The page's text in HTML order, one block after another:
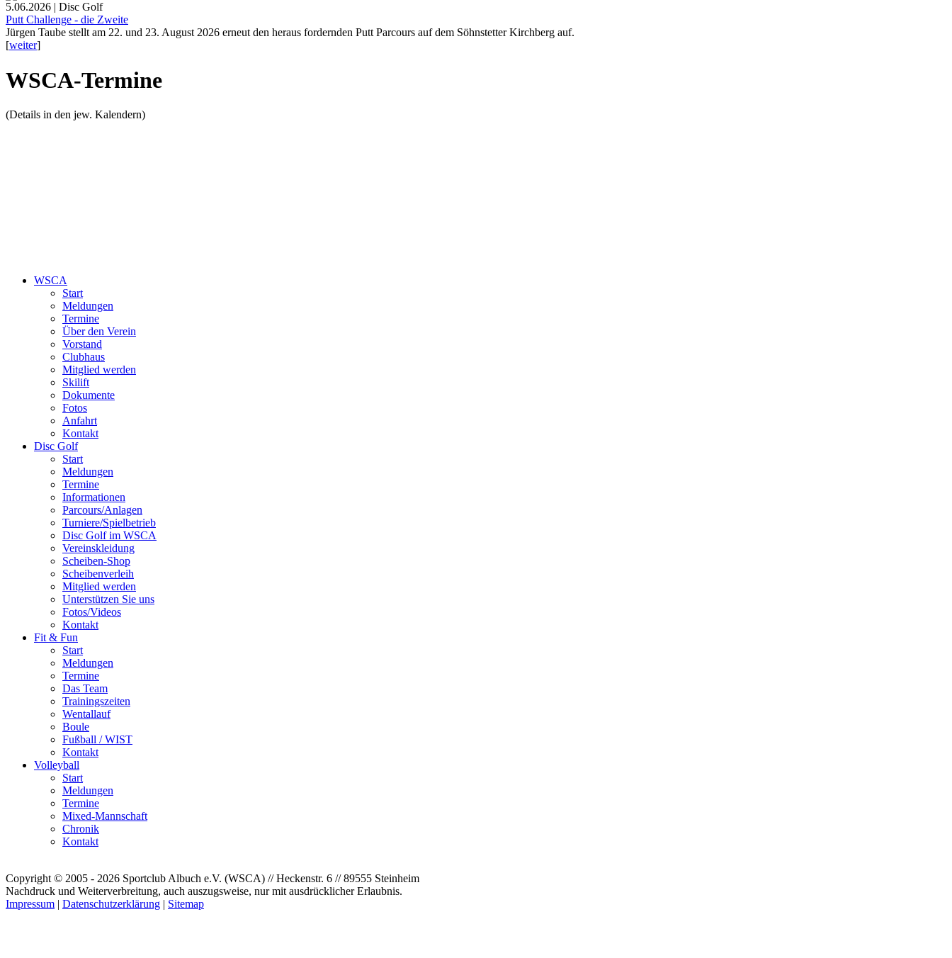
5.06.2026 | Disc Golf
Putt Challenge - die Zweite
Jürgen Taube stellt am 22. und 23. August 2026 erneut den heraus fordernden Putt Parcours auf dem Söhnstetter Kirchberg auf.
[weiter]
WSCA-Termine
(Details in den jew. Kalendern)
WSCA
Start
Meldungen
Termine
Über den Verein
Vorstand
Clubhaus
Mitglied werden
Skilift
Dokumente
Fotos
Anfahrt
Kontakt
Disc Golf
Start
Meldungen
Termine
Informationen
Parcours/Anlagen
Turniere/Spielbetrieb
Disc Golf im WSCA
Vereinskleidung
Scheiben-Shop
Scheibenverleih
Mitglied werden
Unterstützen Sie uns
Fotos/Videos
Kontakt
Fit & Fun
Start
Meldungen
Termine
Das Team
Trainingszeiten
Wentallauf
Boule
Fußball / WIST
Kontakt
Volleyball
Start
Meldungen
Termine
Mixed-Mannschaft
Chronik
Kontakt
Copyright © 2005 - 2026 Sportclub Albuch e.V. (WSCA) // Heckenstr. 6 // 89555 Steinheim
Nachdruck und Weiterverbreitung, auch auszugsweise, nur mit ausdrücklicher Erlaubnis.
Impressum | Datenschutzerklärung | Sitemap